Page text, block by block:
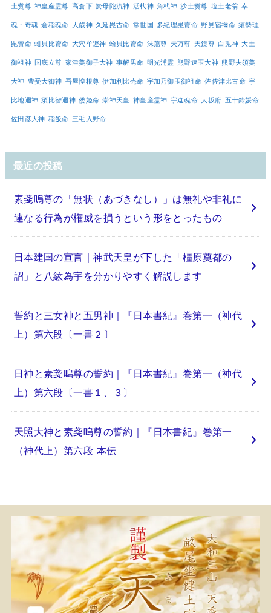
土煑尊 神皇産霊尊 高倉下 於母陀流神 活杙神 角杙神 沙土煑尊 塩土老翁 幸
魂・奇魂 倉稲魂命 大歳神 久延毘古命 常世国 多紀理毘賣命 野見宿禰命 須勢理
毘賣命 蚶貝比賣命 大穴牟遲神 蛤貝比賣命 沫蕩尊 天万尊 天鏡尊 白兎神 大土
御祖神 国底立尊 家津美御子大神 事解男命 明光浦霊 熊野速玉大神 熊野夫須美
大神 豊受大御神 吾屋惶根尊 伊加利比売命 宇加乃御玉御祖命 佐佐津比古命 宇
比地邇神 須比智邇神 倭姫命 崇神天皇 神皇産霊神 宇迦魂命 大坂府 五十鈴媛命
佐田彦大神 稲飯命 三毛入野命
最近の投稿
素戔嗚尊の「無状（あづきなし）」は無礼や非礼に
連なる行為が権威を損うという形をとったもの
日本建国の宣言｜神武天皇が下した「橿原奠都の
詔」と八紘為宇を分かりやすく解説します
誓約と三女神と五男神｜『日本書紀』巻第一（神代
上）第六段〔一書２〕
日神と素戔嗚尊の誓約｜『日本書紀』巻第一（神代
上）第六段〔一書１、３〕
天照大神と素戔嗚尊の誓約｜『日本書紀』巻第一
（神代上）第六段 本伝